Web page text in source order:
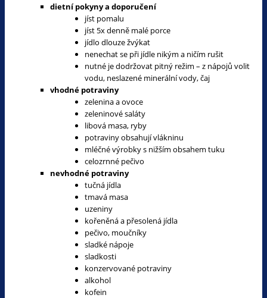
dietní pokyny a doporučení
jíst pomalu
jíst 5x denně malé porce
jídlo dlouze žvýkat
nenechat se při jídle nikým a ničím rušit
nutné je dodržovat pitný režim – z nápojů volit
vodu, neslazené minerální vody, čaj
vhodné potraviny
zelenina a ovoce
zeleninové saláty
libová masa, ryby
potraviny obsahují vlákninu
mléčné výrobky s nižším obsahem tuku
celozrnné pečivo
nevhodné potraviny
tučná jídla
tmavá masa
uzeniny
kořeněná a přesolená jídla
pečivo, moučníky
sladké nápoje
sladkosti
konzervované potraviny
alkohol
kofein